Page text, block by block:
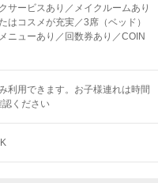
サービスあり／メイクルームあり
はコスメが充実／3席（ベッド）
ニューあり／回数券あり／COIN
利用できます。お子様連れは時間
ください